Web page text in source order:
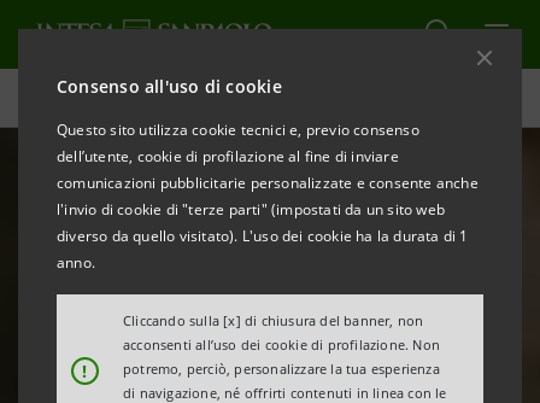
Consenso all'uso di cookie
Questo sito utilizza cookie tecnici e, previo consenso
dell’utente, cookie di profilazione al fine di inviare
comunicazioni pubblicitarie personalizzate e consente anche
l'invio di cookie di "terze parti" (impostati da un sito web
diverso da quello visitato). L'uso dei cookie ha la durata di 1
anno.
!
Cliccando sulla [x] di chiusura del banner, non
acconsenti all’uso dei cookie di profilazione. Non
potremo, perciò, personalizzare la tua esperienza
di navigazione, né offrirti contenuti in linea con le
PNRR